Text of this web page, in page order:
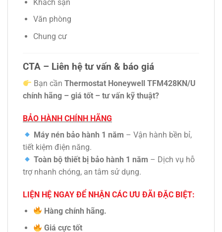
Khách sạn
Văn phòng
Chung cư
CTA – Liên hệ tư vấn & báo giá
Bạn cầnThermostat Honeywell TFM428KN/U
chính hãng – giá tốt – tư vấn kỹ thuật?
BẢO HÀNH CHÍNH HÃNG
Máy nén bảo hành 1 năm – Vận hành bền bỉ,
tiết kiệm điện năng.
Toàn bộ thiết bị bảo hành 1 năm – Dịch vụ hỗ
trợ nhanh chóng, an tâm sử dụng.
LIỆN HỆ NGAY ĐỂ NHẬN CÁC ƯU ĐÃI ĐẶC BIỆT:
Hàng chính hãng.
Giá cực tốt